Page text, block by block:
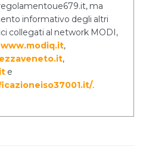
ma
informativo degli altri
collegati al network MODI,
www.modiq.it,
,
e
.